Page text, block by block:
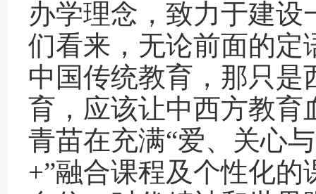
办学理念，致力于建
们看来，无论前面的定
中国传统教育，那只
育，应该让中西方教育
青苗在充满“爱、关心
+”融合课程及个性化